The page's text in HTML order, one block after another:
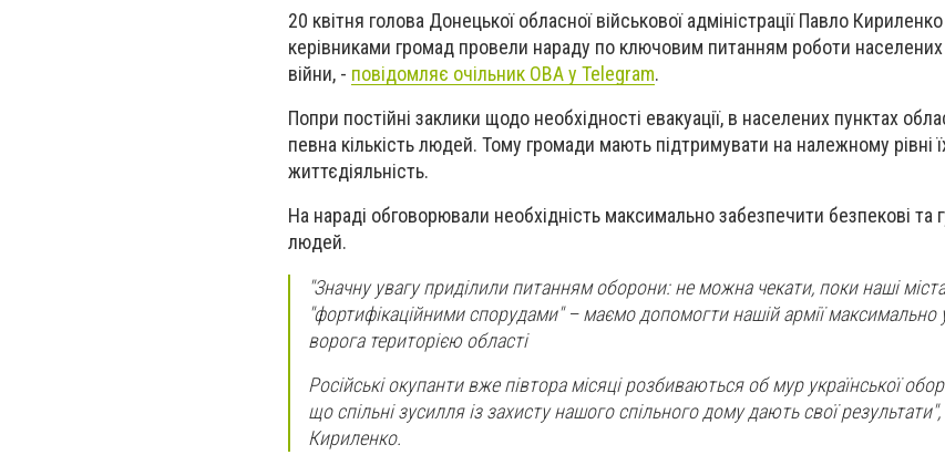
20 квітня голова Донецької обласної військової адміністрації Павло
керівниками громад провели нараду по ключовим питанням роботи населених
війни, - повідомляє очільник ОВА у Telegram.
Попри постійні заклики щодо необхідності евакуації, в населених пунктах
певна кількість людей. Тому громади мають підтримувати на належному рівні
життєдіяльність.
На нараді обговорювали необхідність максимально забезпечити безпекові та
людей.
"Значну увагу приділили питанням оборони: не можна чекати, поки наші
"фортифікаційними спорудами" – маємо допомогти нашій армії максимально
ворога територією області
Російські окупанти вже півтора місяці розбиваються об мур української
що спільні зусилля із захисту нашого спільного дому дають свої
Кириленко.